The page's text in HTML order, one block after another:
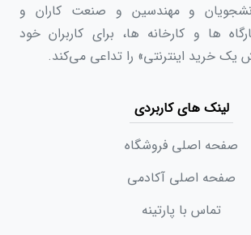
و مهندسین و صنعت کاران و
ها و کارخانه ها، برای کاربران خود
خرید اینترنتی» را تداعی می‌کند.
لینک های کاربردی
صفحه اصلی فروشگاه
صفحه اصلی آکادمی
تماس با پارتینه